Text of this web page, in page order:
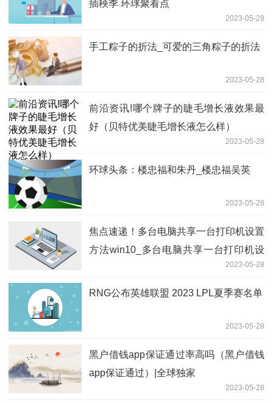
插秧季 环球聚看点
2023-05-28
手工粽子的折法_可爱的三角粽子的折法
2023-05-28
前沿资讯!哪个牌子的睫毛增长液效果最
好（贝特优美睫毛增长液怎么样）
2023-05-28
环球头条：楼忠福和朱丹_楼忠福吴英
2023-05-28
焦点速递！多台电脑共享一台打印机设置
方法win10_多台电脑共享一台打印机设
2023-05-28
RNG公布英雄联盟 2023 LPL夏季赛名单
2023-05-28
黑户借钱app保证通过率高吗（黑户借钱
app保证通过）|全球独家
2023-05-28